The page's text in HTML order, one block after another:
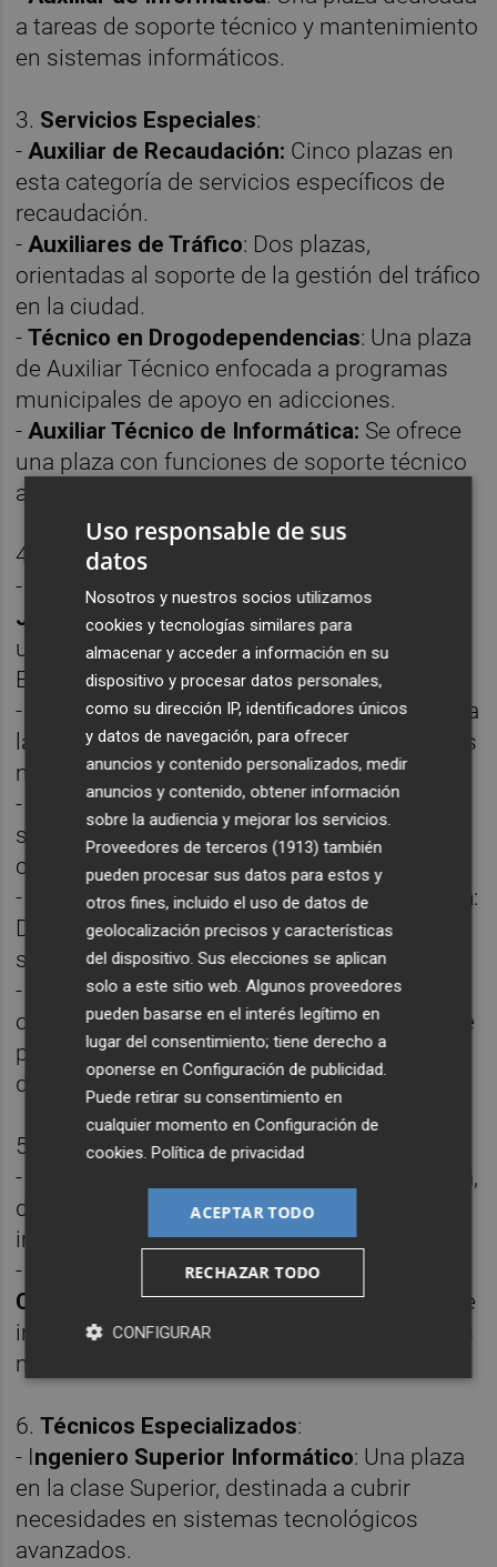
a tareas de soporte técnico y mantenimiento
en sistemas informáticos.
3. Servicios Especiales:
-Auxiliar de Recaudación: Cinco plazas en
esta categoría de servicios específicos de
recaudación.
-Auxiliares de Tráfico: Dos plazas,
orientadas al soporte de la gestión del tráfico
en la ciudad.
-Técnico en Drogodependencias: Una plaza
de Auxiliar Técnico enfocada a programas
municipales de apoyo en adicciones.
-Auxiliar Técnico de Informática: Se ofrece
una plaza con funciones de soporte técnico
avanzado en el ámbito informático.
4. Oficios y Mantenimiento
-
Ayudante Electricista y Ayudante
Jardinero: Cada especialidad cuenta con
una plaza en la subescala de Servicios
Especiales.
-
Conductor Mecánico: Una plaza orientada a
la conducción y mantenimiento de vehículos
municipales.
-
Inspector de Contratas: Tres plazas que
supervisarán la correcta ejecución de
contratos municipales de servicios.
-
Mantenedor de Instalaciones y Vía Pública:
Dos plazas para el mantenimiento y
supervisión de infraestructuras urbanas.
-
Oficial y Peón de Mantenimiento: Se
ofertan una y cuatro plazas respectivamente
para tareas de conservación en
dependencias municipales.
5. Educación y Apoyo Social
-
: Cinco plazas en esta categoría,
destinadas al apoyo en programas de
intervención y asistencia social.
-
Monitores Auxiliares y Monitores de nivel
C y D
: Un total de cinco plazas para tareas de
instrucción y apoyo educativo en programas
municipales.
6.Técnicos Especializados:
- Ingeniero Superior Informático: Una plaza
en la clase Superior, destinada a cubrir
necesidades en sistemas tecnológicos
avanzados.
Uso responsable de sus
datos
Nosotros y nuestros socios utilizamos
cookies y tecnologías similares para
almacenar y acceder a información en su
dispositivo y procesar datos personales,
como su dirección IP, identificadores únicos
y datos de navegación, para ofrecer
anuncios y contenido personalizados, medir
anuncios y contenido, obtener información
sobre la audiencia y mejorar los servicios.
Proveedores de terceros (1913) también
pueden procesar sus datos para estos y
otros fines, incluido el uso de datos de
geolocalización precisos y características
del dispositivo. Sus elecciones se aplican
solo a este sitio web. Algunos proveedores
pueden basarse en el interés legítimo en
lugar del consentimiento; tiene derecho a
oponerse enConfiguración de publicidad
Puede retirar su consentimiento en
cualquier momento enConfiguración de
cookies .Política de privacidad
ACEPTAR TODO
RECHAZAR TODO
CONFIGURAR